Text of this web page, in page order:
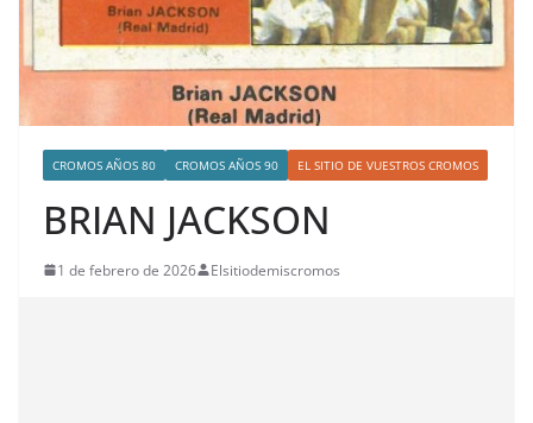
CROMOS AÑOS 80 CROMOS AÑOS 90 EL SITIO DE VUESTROS CROMOS
BRIAN JACKSON
1 de febrero de 2026 Elsitiodemiscromos